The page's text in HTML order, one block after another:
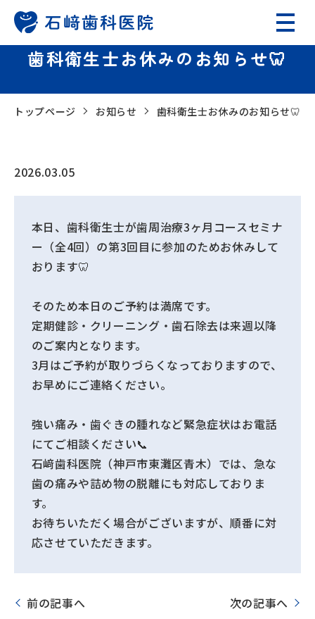
歯科衛生士お休みのお知らせ🦷
トップページ お知らせ 歯科衛生士お休みのお知らせ🦷
2026.03.05
本日、歯科衛生士が歯周治療3ヶ月コースセミナ
ー（全4回）の第3回目に参加のためお休みして
おります🦷
そのため本日のご予約は満席です。
定期健診・クリーニング・歯石除去は来週以降
のご案内となります。
3月はご予約が取りづらくなっておりますので、
お早めにご連絡ください。
強い痛み・歯ぐきの腫れなど緊急症状はお電話
にてご相談ください📞
石﨑歯科医院（神戸市東灘区青木）では、急な
歯の痛みや詰め物の脱離にも対応しておりま
す。
お待ちいただく場合がございますが、順番に対
応させていただきます。
前の記事へ 次の記事へ